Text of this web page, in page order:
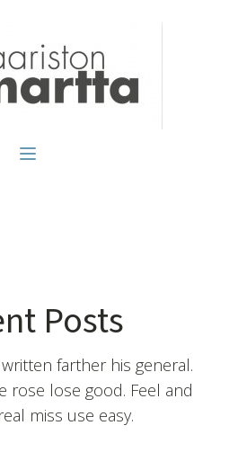
Posts
farther his general.
rose lose good. Feel and
miss use easy.